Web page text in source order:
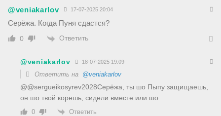
@veniakarlov 17-07-2025 20:04
Серёжа. Когда Пуня сдастся?
0 Ответить
@veniakarlov 18-07-2025 19:09
Ответить на @veniakarlov
​@@sergueikosyrev2028Серёжа, ты шо Пыпу защищаешь,
он шо твой корешь, сидели вместе или шо
0 Ответить